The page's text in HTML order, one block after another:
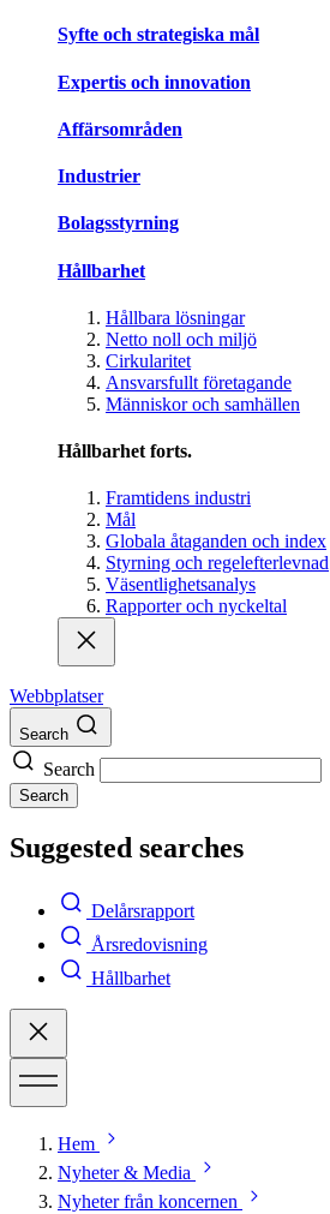
Syfte och strategiska mål
Expertis och innovation
Affärsområden
Industrier
Bolagsstyrning
Hållbarhet
Hållbara lösningar
Netto noll och miljö
Cirkularitet
Ansvarsfullt företagande
Människor och samhällen
Hållbarhet forts.
Framtidens industri
Mål
Globala åtaganden och index
Styrning och regelefterlevnad
Väsentlighetsanalys
Rapporter och nyckeltal
Webbplatser
Search
Search
Search
Suggested searches
Delårsrapport
Årsredovisning
Hållbarhet
Hem
Nyheter & Media
Nyheter från koncernen